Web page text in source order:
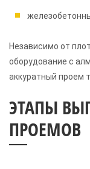
Независимо от
оборудование с
аккуратный проем
ЭТАПЫ
ПРОЕМОВ